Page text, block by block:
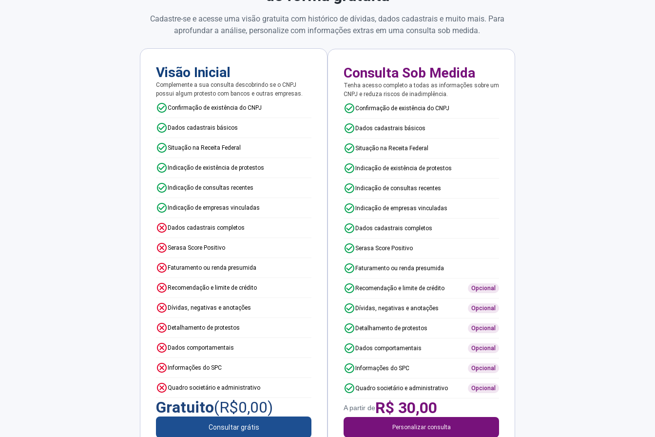
Cadastre-se e acesse uma visão gratuita com histórico de dívidas, dados cadastrais e muito mais. Para
aprofundar a análise, personalize com informações extras em uma consulta sob medida.
Visão Inicial
Complemente a sua consulta descobrindo se o CNPJ
possui algum protesto com bancos e outras empresas.
Confirmação de existência do CNPJ
Dados cadastrais básicos
Situação na Receita Federal
Indicação de existência de protestos
Indicação de consultas recentes
Indicação de empresas vinculadas
Dados cadastrais completos
Serasa Score Positivo
Faturamento ou renda presumida
Recomendação e limite de crédito
Dívidas, negativas e anotações
Detalhamento de protestos
Dados comportamentais
Informações do SPC
Quadro societário e administrativo
Gratuito(R$0,00)
Consultar grátis
Consulta Sob Medida
Tenha acesso completo a todas as informações sobre um
CNPJ e reduza riscos de inadimplência.
Confirmação de existência do CNPJ
Dados cadastrais básicos
Situação na Receita Federal
Indicação de existência de protestos
Indicação de consultas recentes
Indicação de empresas vinculadas
Dados cadastrais completos
Serasa Score Positivo
Faturamento ou renda presumida
Recomendação e limite de crédito Opcional
Dívidas, negativas e anotações Opcional
Detalhamento de protestos Opcional
Dados comportamentais Opcional
Informações do SPC Opcional
Quadro societário e administrativo Opcional
A partir deR$ 30,00
Personalizar consulta